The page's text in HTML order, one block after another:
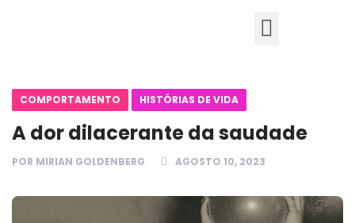
COMPORTAMENTO HISTÓRIAS DE VIDA
A dor dilacerante da saudade
POR MIRIAN GOLDENBERG AGOSTO 10, 2023